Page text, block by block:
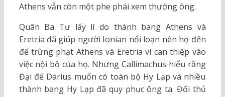
Athens vẫn còn một phe phái xem thường ông.
Quân Ba Tư lấy lí do thành bang Athens và
Eretria đã giúp người Ionian nổi loạn nên họ đến
để trừng phạt Athens và Eretria vì can thiệp vào
việc nội bộ của họ. Nhưng Callimachus hiểu rằng
Đại đế Darius muốn có toàn bộ Hy Lạp và nhiều
thành bang Hy Lạp đã quy phục ông ta. Đối thủ